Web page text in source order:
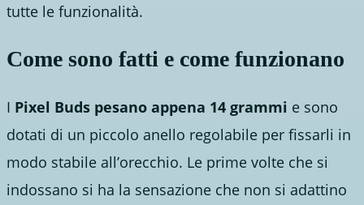
tutte le funzionalità.
Come sono fatti e come funzionano
I Pixel Buds pesano appena 14 grammi e sono
dotati di un piccolo anello regolabile per fissarli in
modo stabile all’orecchio. Le prime volte che si
indossano si ha la sensazione che non si adattino